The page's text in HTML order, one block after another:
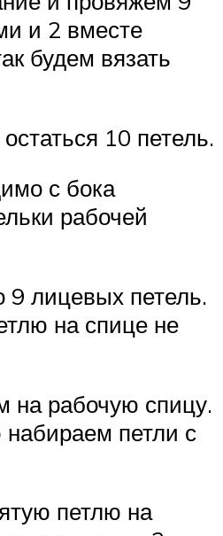
и 2 вместе
будем вязать
10 петель.
с бока
рабочей
9 лицевых петель.
на спице не
на рабочую спицу.
петли с
петлю на